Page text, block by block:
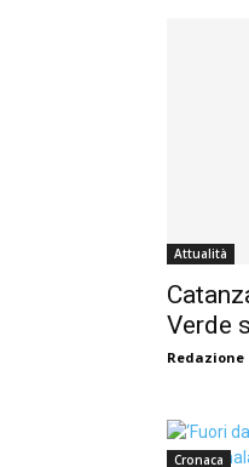
Attualità
Verde
Redazione
Cronaca